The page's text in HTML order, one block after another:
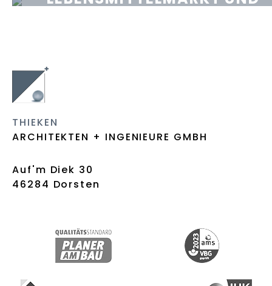
THIEKEN
ARCHITEKTEN + INGENIEURE GMBH
Auf'm Diek 30
46284 Dorsten